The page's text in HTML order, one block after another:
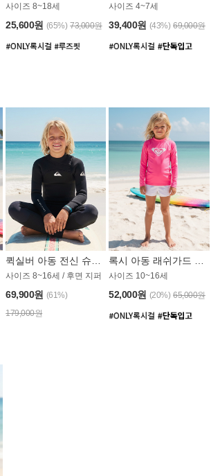
사이즈 8~18세
25,600원 (65%) 73,000원
사이즈 4~7세
39,400원 (43%) 69,000원
사이즈 8~16세 / 후면 지퍼
69,900원 (61%)
179,000원
사이즈 10~16세
52,000원 (20%) 65,000원